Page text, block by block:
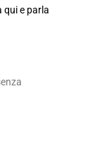
qui e parla